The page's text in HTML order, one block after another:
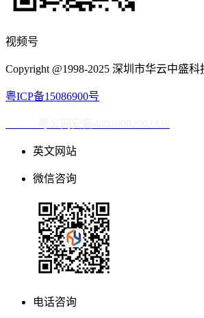
视频号
Copyright @1998-2025 深圳市华云中盛
粤ICP备15086900号
英文网站
微信咨询
电话咨询